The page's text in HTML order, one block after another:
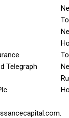
Telegraph